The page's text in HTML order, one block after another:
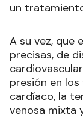
un
A su vez, que
precisas, de
presión en
cardíaco, la
venosa mixta